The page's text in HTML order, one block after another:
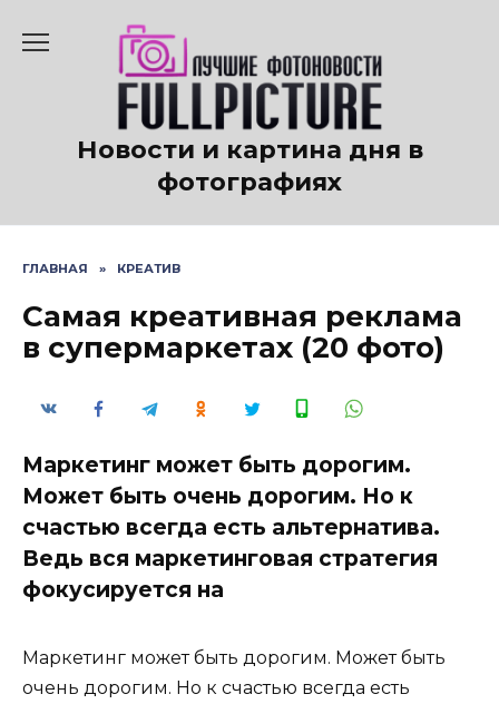
содержанию
Новости и картина дня в
фотографиях
ГЛАВНАЯ » КРЕАТИВ
Самая креативная реклама
в супермаркетах (20 фото)
Маркетинг может быть дорогим.
Может быть очень дорогим. Но к
счастью всегда есть альтернатива.
Ведь вся маркетинговая стратегия
фокусируется на
Маркетинг может быть дорогим. Может быть
очень дорогим. Но к счастью всегда есть